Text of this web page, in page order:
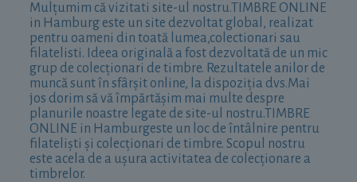
Mulțumim că vizitati site-ul nostru.TIMBRE ONLINE
in Hamburg este un site dezvoltat global, realizat
pentru oameni din toată lumea,colectionari sau
filatelisti. Ideea originală a fost dezvoltată de un mic
grup de colecționari de timbre. Rezultatele anilor de
muncă sunt în sfârșit online, la dispoziția dvs.Mai
jos dorim să vă împărtășim mai multe despre
planurile noastre legate de site-ul nostru.TIMBRE
ONLINE in Hamburgeste un loc de întâlnire pentru
filateliști și colecționari de timbre. Scopul nostru
este acela de a ușura activitatea de colecționare a
timbrelor.